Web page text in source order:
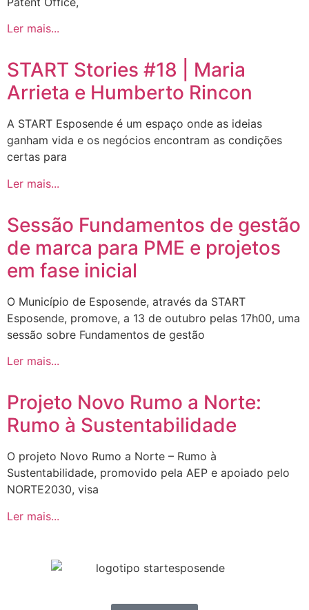
Ler mais...
START Stories #18 | Maria
Arrieta e Humberto Rincon
A START Esposende é um espaço onde as ideias
ganham vida e os negócios encontram as condições
certas para
Ler mais...
Sessão Fundamentos de gestão
de marca para PME e projetos
em fase inicial
O Município de Esposende, através da START
Esposende, promove, a 13 de outubro pelas 17h00, uma
sessão sobre Fundamentos de gestão
Ler mais...
Projeto Novo Rumo a Norte:
Rumo à Sustentabilidade
O projeto Novo Rumo a Norte – Rumo à
Sustentabilidade, promovido pela AEP e apoiado pelo
NORTE2030, visa
Ler mais...